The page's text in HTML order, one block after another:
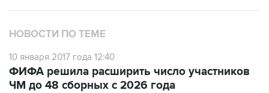
НОВОСТИ ПО ТЕМЕ
10 января 2017 года 12:40
ФИФА решила расширить число участников
ЧМ до 48 сборных с 2026 года